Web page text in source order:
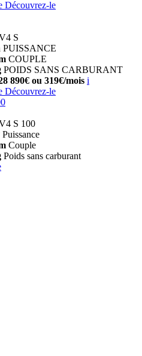
Découvrez-le
S
PUISSANCE
COUPLE
POIDS SANS CARBURANT
890€ ou 319€/mois i
Découvrez-le
S 100
Puissance
Couple
Poids sans carburant